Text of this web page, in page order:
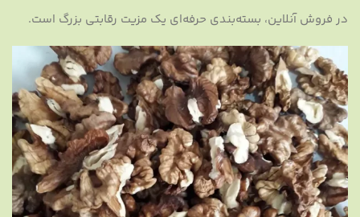
در فروش آنلاین، بسته‌بندی حرفه‌ای یک مزیت رقابتی بزرگ است.